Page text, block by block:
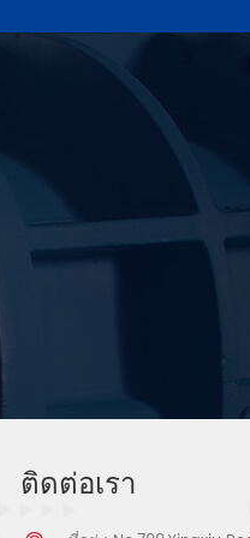
ติดต่อเรา